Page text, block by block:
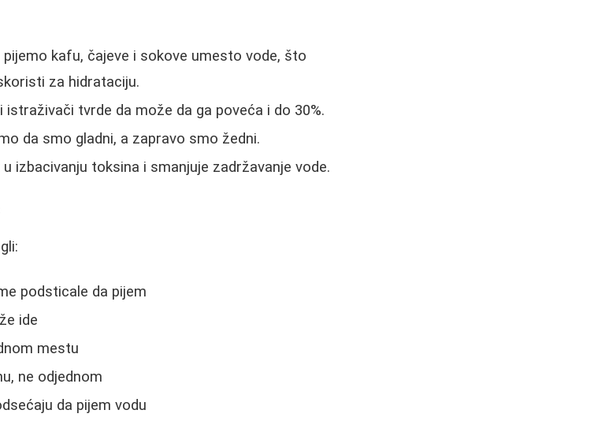
pijemo kafu, čajeve i sokove umesto vode, što
za hidrataciju.
istraživači tvrde da može da ga poveća i do 30%.
da smo gladni, a zapravo smo žedni.
izbacivanju toksina i smanjuje zadržavanje vode.
podsticale da pijem
ide
mestu
ne odjednom
da pijem vodu